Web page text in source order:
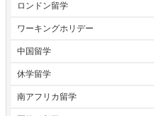
ロンドン留学
ワーキングホリデー
中国留学
休学留学
南アフリカ留学